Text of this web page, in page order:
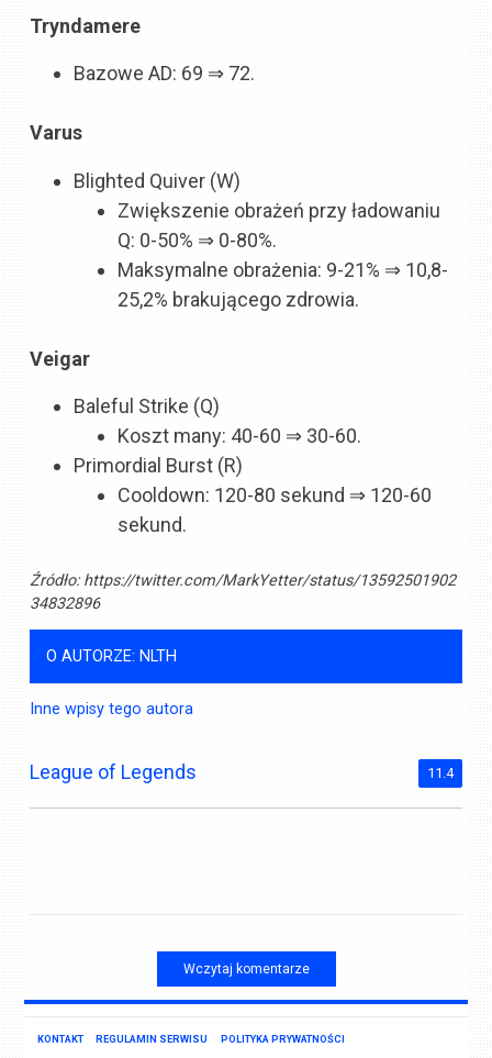
Tryndamere
Bazowe AD: 69 ⇒ 72.
Varus
Blighted Quiver (W)
Zwiększenie obrażeń przy ładowaniu
Q: 0-50% ⇒ 0-80%.
Maksymalne obrażenia: 9-21% ⇒ 10,8-
25,2% brakującego zdrowia.
Veigar
Baleful Strike (Q)
Koszt many: 40-60 ⇒ 30-60.
Primordial Burst (R)
Cooldown: 120-80 sekund ⇒ 120-60
sekund.
Źródło:https://twitter.com/MarkYetter/status/13592501902
34832896
O AUTORZE: NLTH
Inne wpisy tego autora
League of Legends 11.4
Wczytaj komentarze
KONTAKT REGULAMIN SERWISU POLITYKA PRYWATNOŚCI